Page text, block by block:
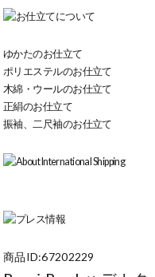
ゆかたのお仕立て
ポリエステルのお仕立て
木綿・ウールのお仕立て
正絹のお仕立て
振袖、二尺袖のお仕立て
商品ID:67202229